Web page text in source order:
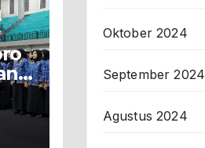
Oktober 2024
September 2024
Agustus 2024